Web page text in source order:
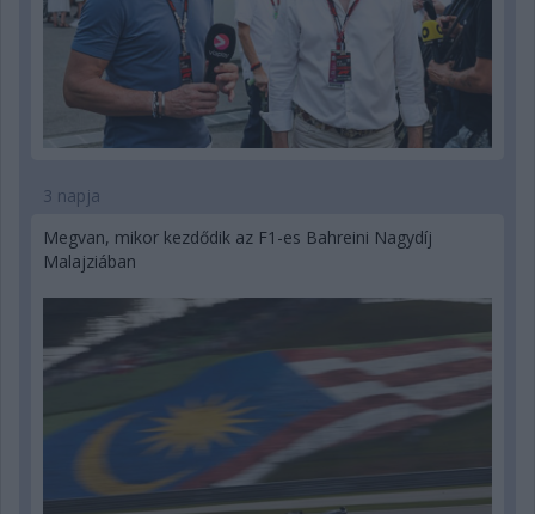
3 napja
Megvan, mikor kezdődik az F1-es Bahreini Nagydíj
Malajziában